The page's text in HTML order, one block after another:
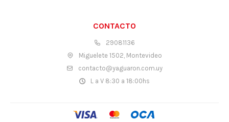
CONTACTO
29081136
Miguelete 1502, Montevideo
contacto@yaguaron.com.uy
L a V 8:30 a 18:00hs